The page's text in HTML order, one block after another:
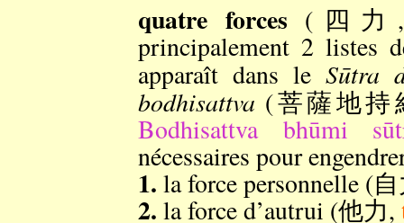
quatre forces (四
principalement 2 listes
apparaît dans le Sūtra
bodhisattva (菩薩地
Bodhisattva bhūmi
nécessaires pour
1. la force personnelle (
2. la force d’autrui (他力,